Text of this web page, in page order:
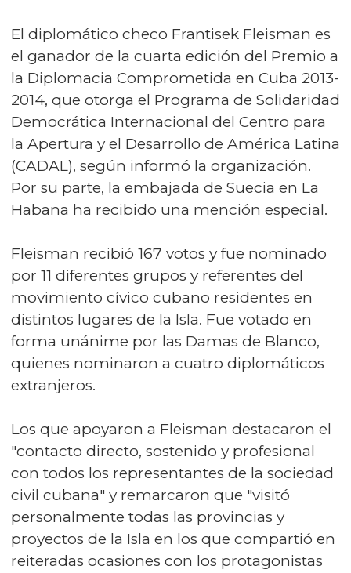
El diplomático checo Frantisek Fleisman es
el ganador de la cuarta edición del Premio a
la Diplomacia Comprometida en Cuba 2013-
2014, que otorga el Programa de Solidaridad
Democrática Internacional del Centro para
la Apertura y el Desarrollo de América Latina
(CADAL), según informó la organización.
Por su parte, la embajada de Suecia en La
Habana ha recibido una mención especial.
Fleisman recibió 167 votos y fue nominado
por 11 diferentes grupos y referentes del
movimiento cívico cubano residentes en
distintos lugares de la Isla. Fue votado en
forma unánime por las Damas de Blanco,
quienes nominaron a cuatro diplomáticos
extranjeros.
Los que apoyaron a Fleisman destacaron el
"contacto directo, sostenido y profesional
con todos los representantes de la sociedad
civil cubana" y remarcaron que "visitó
personalmente todas las provincias y
proyectos de la Isla en los que compartió en
reiteradas ocasiones con los protagonistas